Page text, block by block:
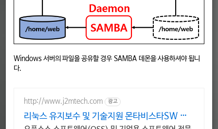
Windows 서버의 파일을 공유할 경우 SAMBA 데몬을 사용하셔야 됩니
다.
http://www.j2mtech.com 광고
리눅스 유지보수 및 기술지원 몬타비스타SW 한